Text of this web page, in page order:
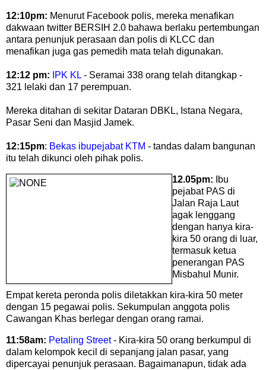
12:10pm: Menurut Facebook polis, mereka menafikan
dakwaan twitter BERSIH 2.0 bahawa berlaku pertembungan
antara penunjuk perasaan dan polis di KLCC dan
menafikan juga gas pemedih mata telah digunakan.
12:12 pm: IPK KL - Seramai 338 orang telah ditangkap -
321 lelaki dan 17 perempuan.
Mereka ditahan di sekitar Dataran DBKL, Istana Negara,
Pasar Seni dan Masjid Jamek.
12:15pm: Bekas ibupejabat KTM - tandas dalam bangunan
itu telah dikunci oleh pihak polis.
12.05pm: Ibu
pejabat PAS di
Jalan Raja Laut
agak lenggang
dengan hanya kira-
kira 50 orang di luar,
termasuk ketua
penerangan PAS
Misbahul Munir.
Empat kereta peronda polis diletakkan kira-kira 50 meter
dengan 15 pegawai polis. Sekumpulan anggota polis
Cawangan Khas berlegar dengan orang ramai.
11:58am: Petaling Street- Kira-kira 50 orang berkumpul di
dalam kelompok kecil di sepanjang jalan pasar, yang
dipercayai penunjuk perasaan. Bagaimanapun, tidak ada